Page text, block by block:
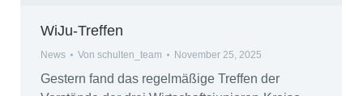
WiJu-Treffen
News Von schulten_team November 25, 2025
Gestern fand das regelmäßige Treffen der